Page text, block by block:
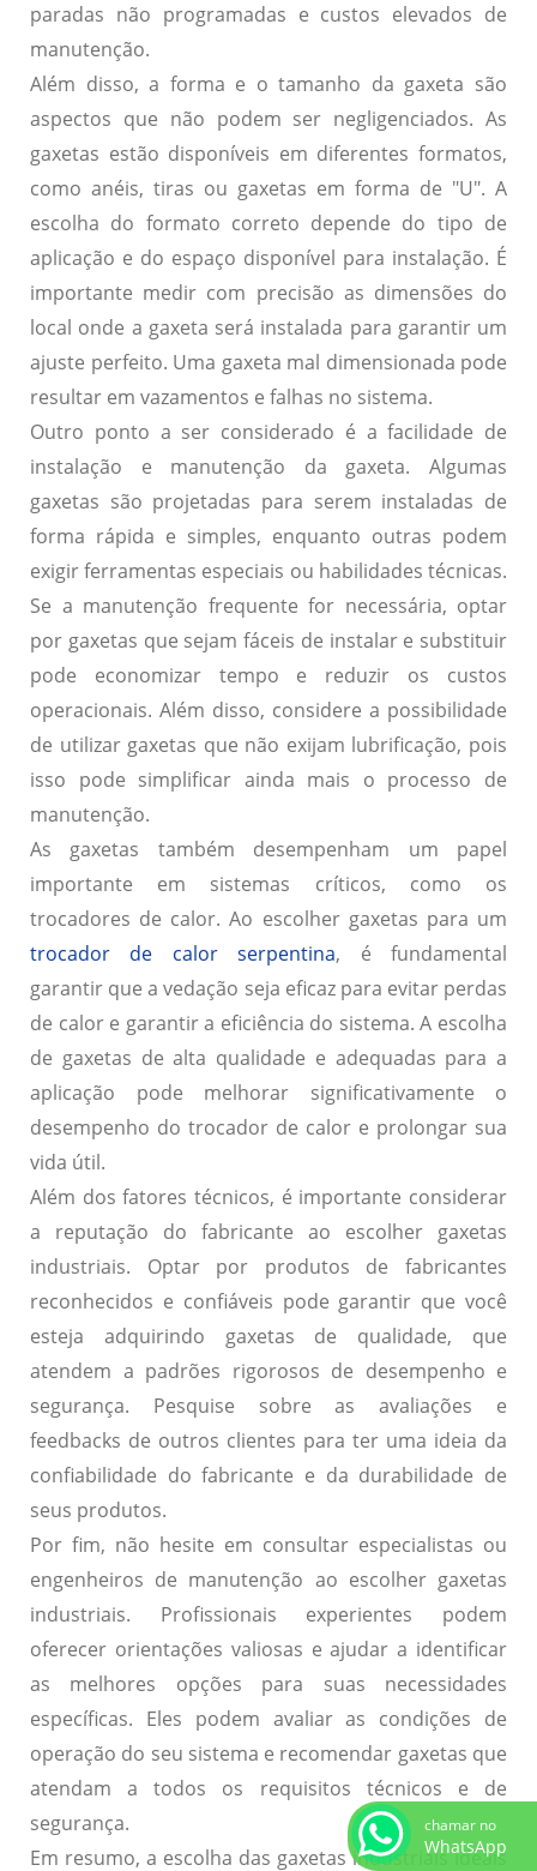
paradas não programadas e custos elevados de
manutenção.
Além disso, a forma e o tamanho da gaxeta são
aspectos que não podem ser negligenciados. As
gaxetas estão disponíveis em diferentes formatos,
como anéis, tiras ou gaxetas em forma de "U". A
escolha do formato correto depende do tipo de
aplicação e do espaço disponível para instalação. É
importante medir com precisão as dimensões do
local onde a gaxeta será instalada para garantir um
ajuste perfeito. Uma gaxeta mal dimensionada pode
resultar em vazamentos e falhas no sistema.
Outro ponto a ser considerado é a facilidade de
instalação e manutenção da gaxeta. Algumas
gaxetas são projetadas para serem instaladas de
forma rápida e simples, enquanto outras podem
exigir ferramentas especiais ou habilidades técnicas.
Se a manutenção frequente for necessária, optar
por gaxetas que sejam fáceis de instalar e substituir
pode economizar tempo e reduzir os custos
operacionais. Além disso, considere a possibilidade
de utilizar gaxetas que não exijam lubrificação, pois
isso pode simplificar ainda mais o processo de
manutenção.
As gaxetas também desempenham um papel
importante em sistemas críticos, como os
trocadores de calor. Ao escolher gaxetas para um
trocador de calor serpentina, é fundamental
garantir que a vedação seja eficaz para evitar perdas
de calor e garantir a eficiência do sistema. A escolha
de gaxetas de alta qualidade e adequadas para a
aplicação pode melhorar significativamente o
desempenho do trocador de calor e prolongar sua
vida útil.
Além dos fatores técnicos, é importante considerar
a reputação do fabricante ao escolher gaxetas
industriais. Optar por produtos de fabricantes
reconhecidos e confiáveis pode garantir que você
esteja adquirindo gaxetas de qualidade, que
atendem a padrões rigorosos de desempenho e
segurança. Pesquise sobre as avaliações e
feedbacks de outros clientes para ter uma ideia da
confiabilidade do fabricante e da durabilidade de
seus produtos.
Por fim, não hesite em consultar especialistas ou
engenheiros de manutenção ao escolher gaxetas
industriais. Profissionais experientes podem
oferecer orientações valiosas e ajudar a identificar
as melhores opções para suas necessidades
específicas. Eles podem avaliar as condições de
operação do seu sistema e recomendar gaxetas que
atendam a todos os requisitos técnicos e de
segurança.
Em resumo, a escolha das gaxetas industriais ideais
chamar no
WhatsApp